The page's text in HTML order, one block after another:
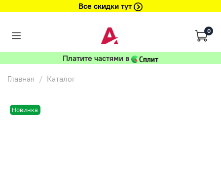
Все скидки тут
0
Платите частями в
Главная Каталог
Новинка